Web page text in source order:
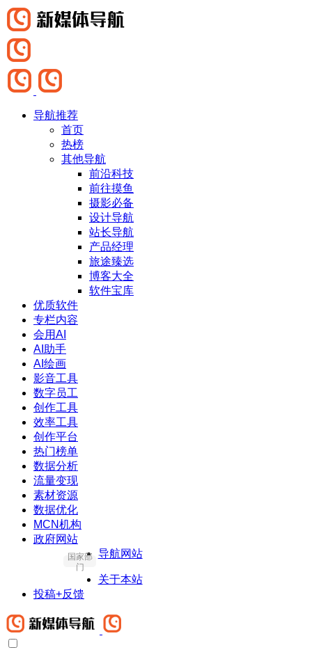
导航推荐
首页
热榜
其他导航
前沿科技
前往摸鱼
摄影必备
设计导航
站长导航
产品经理
旅途臻选
博客大全
软件宝库
优质软件
专栏内容
会用AI
AI助手
AI绘画
影音工具
数字员工
创作工具
效率工具
创作平台
热门榜单
数据分析
流量变现
素材资源
数据优化
MCN机构
政府网站
国家部
门
导航网站
关于本站
投稿+反馈